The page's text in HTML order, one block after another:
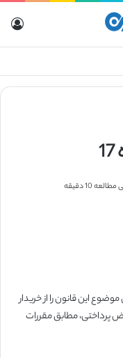
10 دقیقه
این قانون را از خریدار
پرداختی، مطابق مقررات